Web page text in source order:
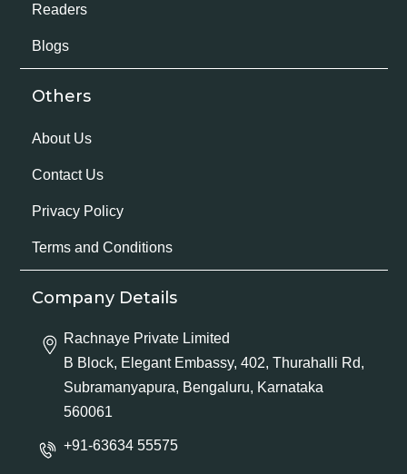
Readers
Blogs
Others
About Us
Contact Us
Privacy Policy
Terms and Conditions
Company Details
Rachnaye Private Limited
B Block, Elegant Embassy, 402, Thurahalli Rd,
Subramanyapura, Bengaluru, Karnataka
560061
+91-63634 55575